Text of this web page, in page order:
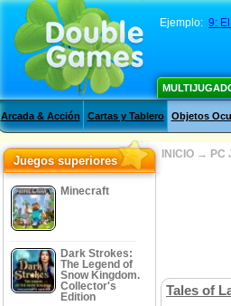
Ejemplo: 9:
Arcada & Acción Cartas y Tablero Objetos
Juegos superiores
Minecraft
Dark Strokes:
The Legend of
Snow Kingdom.
Collector's
Edition
INICIO → PC
Tales of